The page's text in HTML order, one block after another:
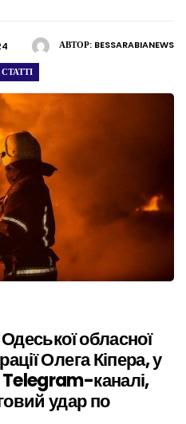
АВТОР: BESSARABIANEWS
СТАТТІ
обласної
Олега Кіпера, у
каналі,
удар по